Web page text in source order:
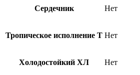
Сердечник Нет
Тропическое исполнение Т Нет
Холодостойкий ХЛ Нет